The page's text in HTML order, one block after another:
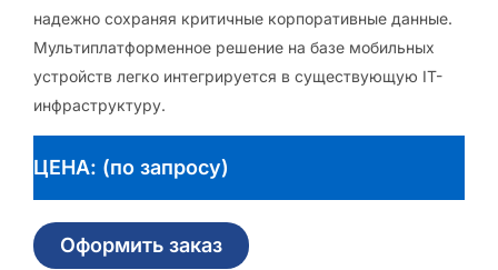
надежно сохраняя критичные корпоративные данные.
Мультиплатформенное решение на базе мобильных
устройств легко интегрируется в существующую IT-
инфраструктуру.
ЦЕНА: (по запросу)
Оформить заказ